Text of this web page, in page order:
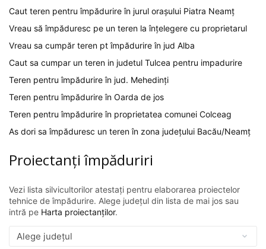
Caut teren pentru împădurire în jurul orașului Piatra Neamț
Vreau să împăduresc pe un teren la înțelegere cu proprietarul
Vreau sa cumpăr teren pt împădurire în jud Alba
Caut sa cumpar un teren in judetul Tulcea pentru impadurire
Teren pentru împădurire în jud. Mehedinți
Teren pentru împădurire în Oarda de jos
Teren pentru împădurire în proprietatea comunei Colceag
As dori sa împăduresc un teren în zona județului Bacău/Neamț
Proiectanți împăduriri
Vezi lista silvicultorilor atestați pentru elaborarea proiectelor
tehnice de împădurire. Alege județul din lista de mai jos sau
intră pe Harta proiectanților.